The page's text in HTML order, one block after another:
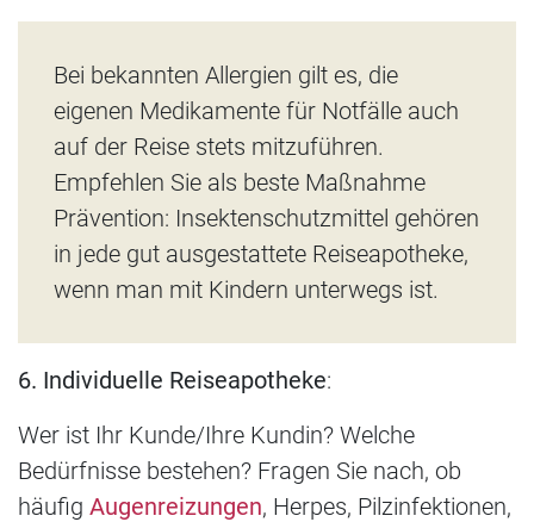
Bei bekannten Allergien gilt es, die
eigenen Medikamente für Notfälle auch
auf der Reise stets mitzuführen.
Empfehlen Sie als beste Maßnahme
Prävention: Insektenschutzmittel gehören
in jede gut ausgestattete Reiseapotheke,
wenn man mit Kindern unterwegs ist.
6. Individuelle Reiseapotheke:
Wer ist Ihr Kunde/Ihre Kundin? Welche
Bedürfnisse bestehen? Fragen Sie nach, ob
häufig Augenreizungen, Herpes, Pilzinfektionen,